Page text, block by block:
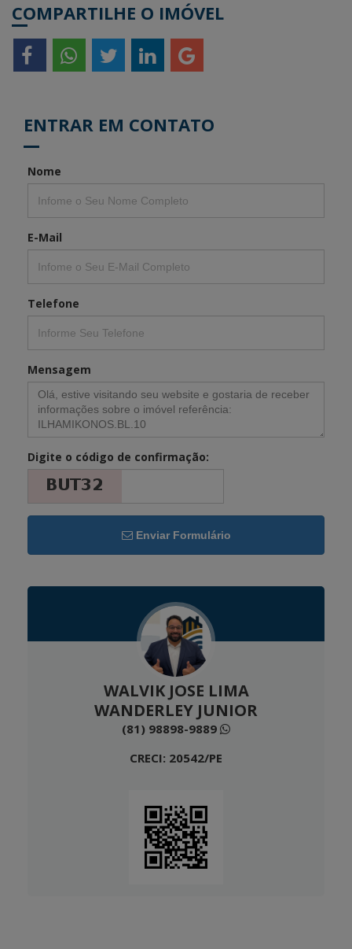
COMPARTILHE O IMÓVEL
ENTRAR EM CONTATO
Nome
E-Mail
Telefone
Mensagem
Digite o código de confirmação:
Enviar Formulário
WALVIK JOSE LIMA
WANDERLEY JUNIOR
(81) 98898-9889
CRECI: 20542/PE